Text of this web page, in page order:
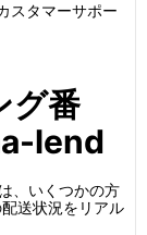
スタマーサポー
グ番
lend
、いくつかの方
送状況をリアル